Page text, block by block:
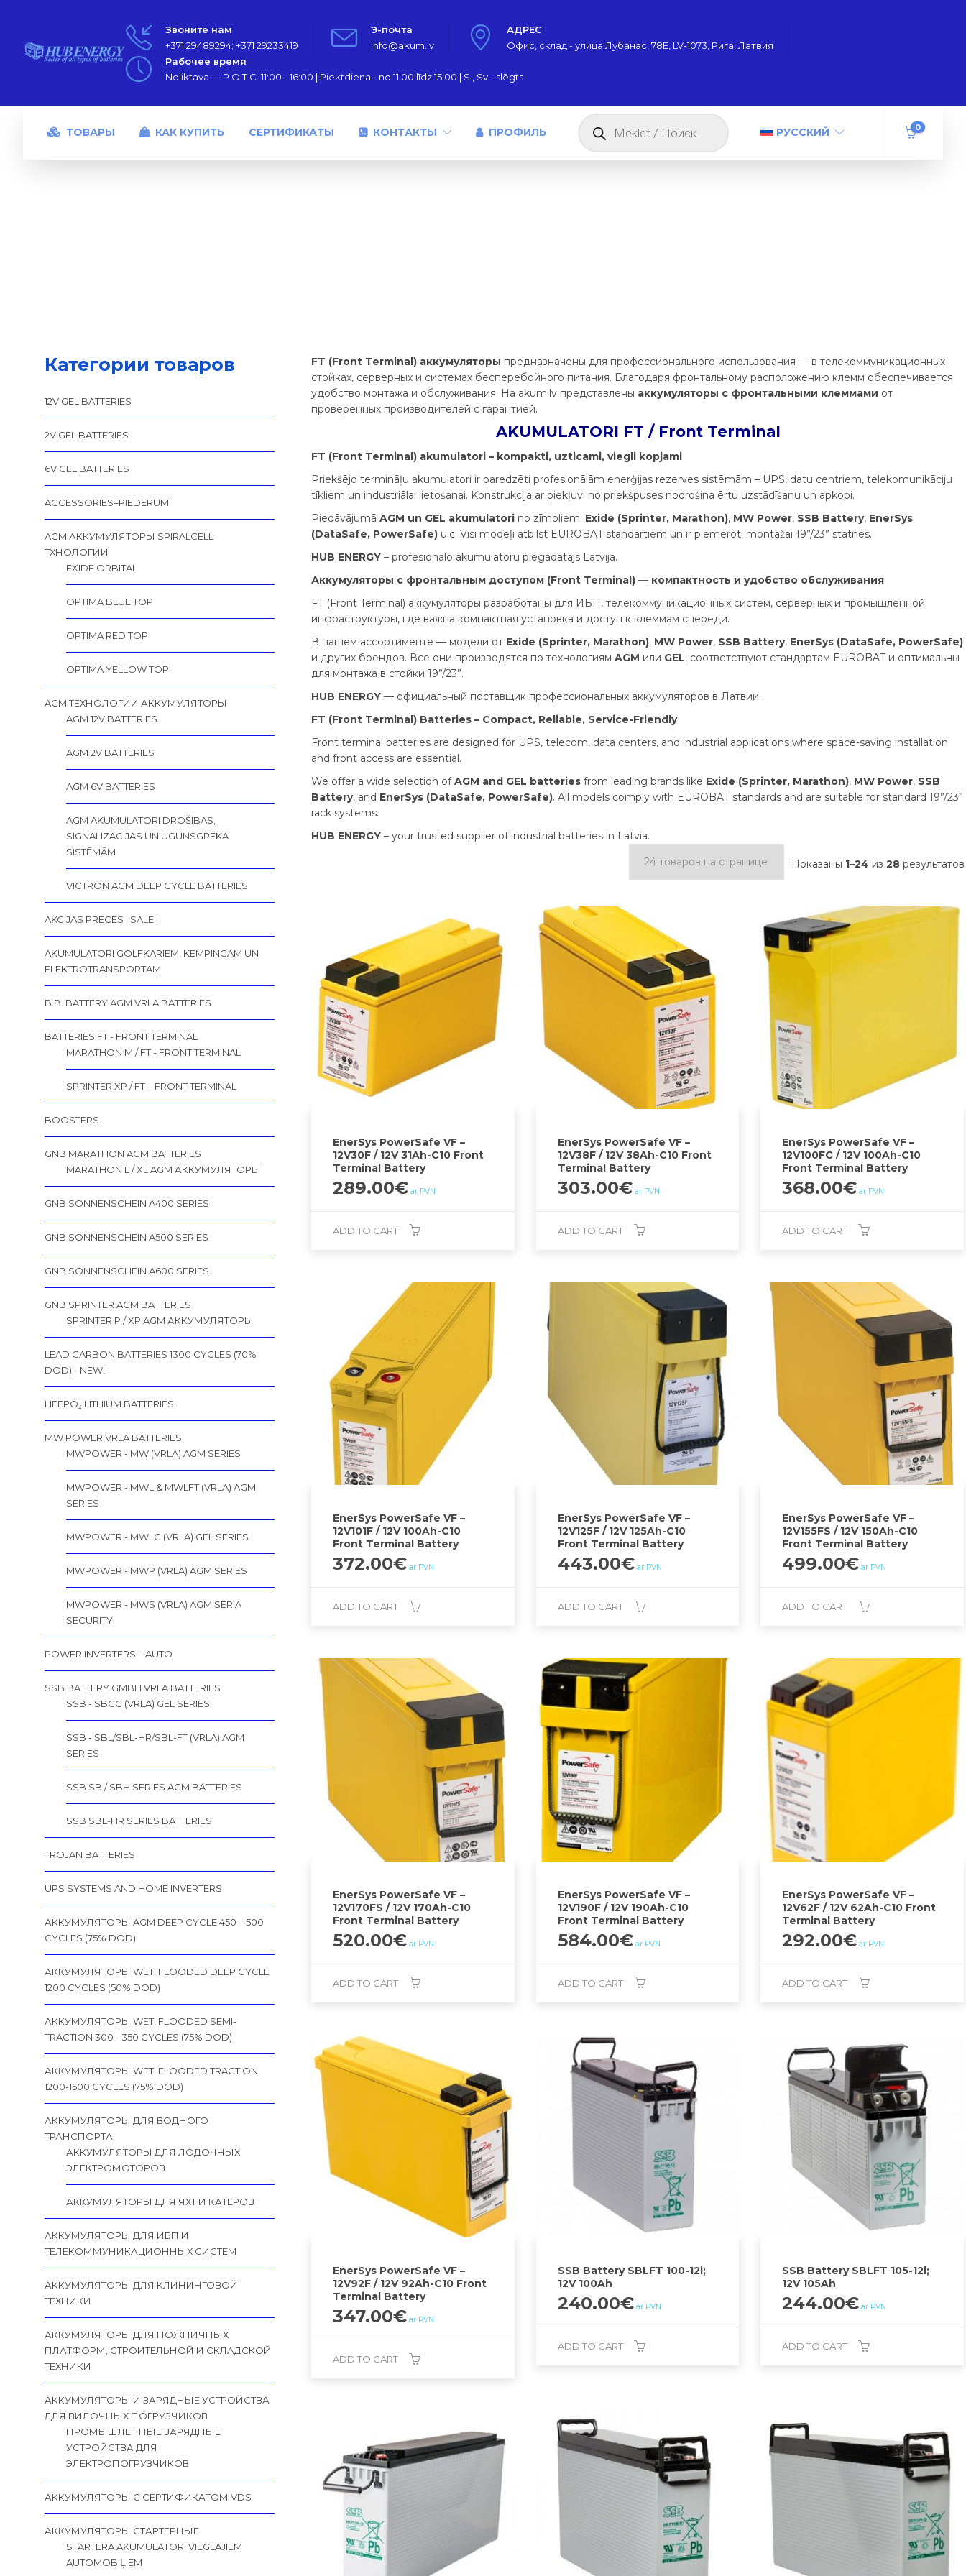
Звоните нам
+371 29489294; +371 29233419
Э-почта
info@akum.lv
АДРЕС
Офис, склад - улица Лубанас, 78Е, LV-1073, Рига, Латвия
Рабочее время
Noliktava — P.O.T.C. 11:00 - 16:00 | Piektdiena - no 11:00 līdz 15:00 | S., Sv - slēgts
ТОВАРЫ КАК КУПИТЬ СЕРТИФИКАТЫ КОНТАКТЫ ПРОФИЛЬ
Поиск
товаров РУССКИЙ 0
FT (Front Terminal) аккумуляторы предназначены для профессионального использования — в телекоммуникационных
стойках, серверных и системах бесперебойного питания. Благодаря фронтальному расположению клемм обеспечивается
удобство монтажа и обслуживания. На akum.lv представлены аккумуляторы с фронтальными клеммами от
проверенных производителей с гарантией.
AKUMULATORI FT / Front Terminal
FT (Front Terminal) akumulatori – kompakti, uzticami, viegli kopjami
Priekšējo termināļu akumulatori ir paredzēti profesionālām enerģijas rezerves sistēmām – UPS, datu centriem, telekomunikāciju
tīkliem un industriālai lietošanai. Konstrukcija ar piekļuvi no priekšpuses nodrošina ērtu uzstādīšanu un apkopi.
PiedāvājumāAGM un GEL akumulatori no zīmoliem: Exide (Sprinter, Marathon), MW Power, SSB Battery, EnerSys
(DataSafe, PowerSafe) u.c. Visi modeļi atbilst EUROBAT standartiem un ir piemēroti montāžai 19”/23” statnēs.
HUB ENERGY – profesionālo akumulatoru piegādātājs Latvijā.
Аккумуляторы с фронтальным доступом (Front Terminal) — компактность и удобство обслуживания
FT (Front Terminal) аккумуляторы разработаны для ИБП, телекоммуникационных систем, серверных и промышленной
инфраструктуры, где важна компактная установка и доступ к клеммам спереди.
В нашем ассортименте — модели от Exide (Sprinter, Marathon), MW Power, SSB Battery, EnerSys (DataSafe, PowerSafe)
и других брендов. Все они производятся по технологиямAGM или GEL, соответствуют стандартам EUROBAT и оптимальны
для монтажа в стойки 19”/23”.
HUB ENERGY — официальный поставщик профессиональных аккумуляторов в Латвии.
FT (Front Terminal) Batteries – Compact, Reliable, Service-Friendly
Front terminal batteries are designed for UPS, telecom, data centers, and industrial applications where space-saving installation
and front access are essential.
We offer a wide selection ofAGM and GEL batteries from leading brands like Exide (Sprinter, Marathon), MW Power, SSB
Battery, and EnerSys (DataSafe, PowerSafe). All models comply with EUROBAT standards and are suitable for standard 19”/23”
rack systems.
HUB ENERGY – your trusted supplier of industrial batteries in Latvia.
Показаны 1–24 из 28 результатов
EnerSys PowerSafe VF –
12V30F / 12V 31Ah-C10 Front
Terminal Battery
289.00€ ar PVN
ADD TO CART
EnerSys PowerSafe VF –
12V38F / 12V 38Ah-C10 Front
Terminal Battery
303.00€ ar PVN
ADD TO CART
EnerSys PowerSafe VF –
12V100FC / 12V 100Ah-C10
Front Terminal Battery
368.00€ ar PVN
ADD TO CART
EnerSys PowerSafe VF –
12V101F / 12V 100Ah-C10
Front Terminal Battery
372.00€ ar PVN
ADD TO CART
EnerSys PowerSafe VF –
12V125F / 12V 125Ah-C10
Front Terminal Battery
443.00€ ar PVN
ADD TO CART
EnerSys PowerSafe VF –
12V155FS / 12V 150Ah-C10
Front Terminal Battery
499.00€ ar PVN
ADD TO CART
EnerSys PowerSafe VF –
12V170FS / 12V 170Ah-C10
Front Terminal Battery
520.00€ ar PVN
ADD TO CART
EnerSys PowerSafe VF –
12V190F / 12V 190Ah-C10
Front Terminal Battery
584.00€ ar PVN
ADD TO CART
EnerSys PowerSafe VF –
12V62F / 12V 62Ah-C10 Front
Terminal Battery
292.00€ ar PVN
ADD TO CART
EnerSys PowerSafe VF –
12V92F / 12V 92Ah-C10 Front
Terminal Battery
347.00€ ar PVN
ADD TO CART
SSB Battery SBLFT 100-12i;
12V 100Ah
240.00€ ar PVN
ADD TO CART
SSB Battery SBLFT 105-12i;
12V 105Ah
244.00€ ar PVN
ADD TO CART
Категории товаров
12V GEL BATTERIES
2V GEL BATTERIES
6V GEL BATTERIES
ACCESSORIES–PIEDERUMI
AGM АККУМУЛЯТОРЫ SPIRALCELL
TХНОЛОГИИ
EXIDE ORBITAL
OPTIMA BLUE TOP
OPTIMA RED TOP
OPTIMA YELLOW TOP
AGM ТЕХНОЛОГИИ АККУМУЛЯТОРЫ
AGM 12V BATTERIES
AGM 2V BATTERIES
AGM 6V BATTERIES
AGM AKUMULATORI DROŠĪBAS,
SIGNALIZĀCIJAS UN UGUNSGRĒKA
SISTĒMĀM
VICTRON AGM DEEP CYCLE BATTERIES
AKCIJAS PRECES ! SALE !
AKUMULATORI GOLFKĀRIEM, KEMPINGAM UN
ELEKTROTRANSPORTAM
B.B. BATTERY AGM VRLA BATTERIES
BATTERIES FT - FRONT TERMINAL
MARATHON M / FT - FRONT TERMINAL
SPRINTER XP / FT – FRONT TERMINAL
BOOSTERS
GNB MARATHON AGM BATTERIES
MARATHON L / XL AGM АККУМУЛЯТОРЫ
GNB SONNENSCHEIN A400 SERIES
GNB SONNENSCHEIN A500 SERIES
GNB SONNENSCHEIN A600 SERIES
GNB SPRINTER AGM BATTERIES
SPRINTER P / XP AGM АККУМУЛЯТОРЫ
LEAD CARBON BATTERIES 1300 CYCLES (70%
DOD) - NEW!
LIFEPO₄ LITHIUM BATTERIES
MW POWER VRLA BATTERIES
MWPOWER - MW (VRLA) AGM SERIES
MWPOWER - MWL & MWLFT (VRLA) AGM
SERIES
MWPOWER - MWLG (VRLA) GEL SERIES
MWPOWER - MWP (VRLA) AGM SERIES
MWPOWER - MWS (VRLA) AGM SERIA
SECURITY
POWER INVERTERS – AUTO
SSB BATTERY GMBH VRLA BATTERIES
SSB - SBCG (VRLA) GEL SERIES
SSB - SBL/SBL-HR/SBL-FT (VRLA) AGM
SERIES
SSB SB / SBH SERIES AGM BATTERIES
SSB SBL-HR SERIES BATTERIES
TROJAN BATTERIES
UPS SYSTEMS AND HOME INVERTERS
АККУМУЛЯТОРЫ AGM DEEP CYCLE 450 – 500
CYCLES (75% DOD)
АККУМУЛЯТОРЫ WET, FLOODED DEEP CYCLE
1200 CYCLES (50% DOD)
АККУМУЛЯТОРЫ WET, FLOODED SEMI-
TRACTION 300 - 350 CYCLES (75% DOD)
АККУМУЛЯТОРЫ WET, FLOODED TRACTION
1200-1500 CYCLES (75% DOD)
АККУМУЛЯТОРЫ ДЛЯ ВОДНОГО
ТРАНСПОРТА
АККУМУЛЯТОРЫ ДЛЯ ЛОДОЧНЫХ
ЭЛЕКТРОМОТОРОВ
АККУМУЛЯТОРЫ ДЛЯ ЯХТ И КАТЕРОВ
АККУМУЛЯТОРЫ ДЛЯ ИБП И
ТЕЛЕКОММУНИКАЦИОННЫХ СИСТЕМ
АККУМУЛЯТОРЫ ДЛЯ КЛИНИНГОВОЙ
ТЕХНИКИ
АККУМУЛЯТОРЫ ДЛЯ НОЖНИЧНЫХ
ПЛАТФОРМ, СТРОИТЕЛЬНОЙ И СКЛАДСКОЙ
ТЕХНИКИ
АККУМУЛЯТОРЫ И ЗАРЯДНЫЕ УСТРОЙСТВА
ДЛЯ ВИЛОЧНЫХ ПОГРУЗЧИКОВ
ПРОМЫШЛЕННЫЕ ЗАРЯДНЫЕ
УСТРОЙСТВА ДЛЯ
ЭЛЕКТРОПОГРУЗЧИКОВ
АККУМУЛЯТОРЫ С СЕРТИФИКАТОМ VDS
АККУМУЛЯТОРЫ СТАРТЕРНЫЕ
STARTERA AKUMULATORI VIEGLAJIEM
AUTOMOBIĻIEM